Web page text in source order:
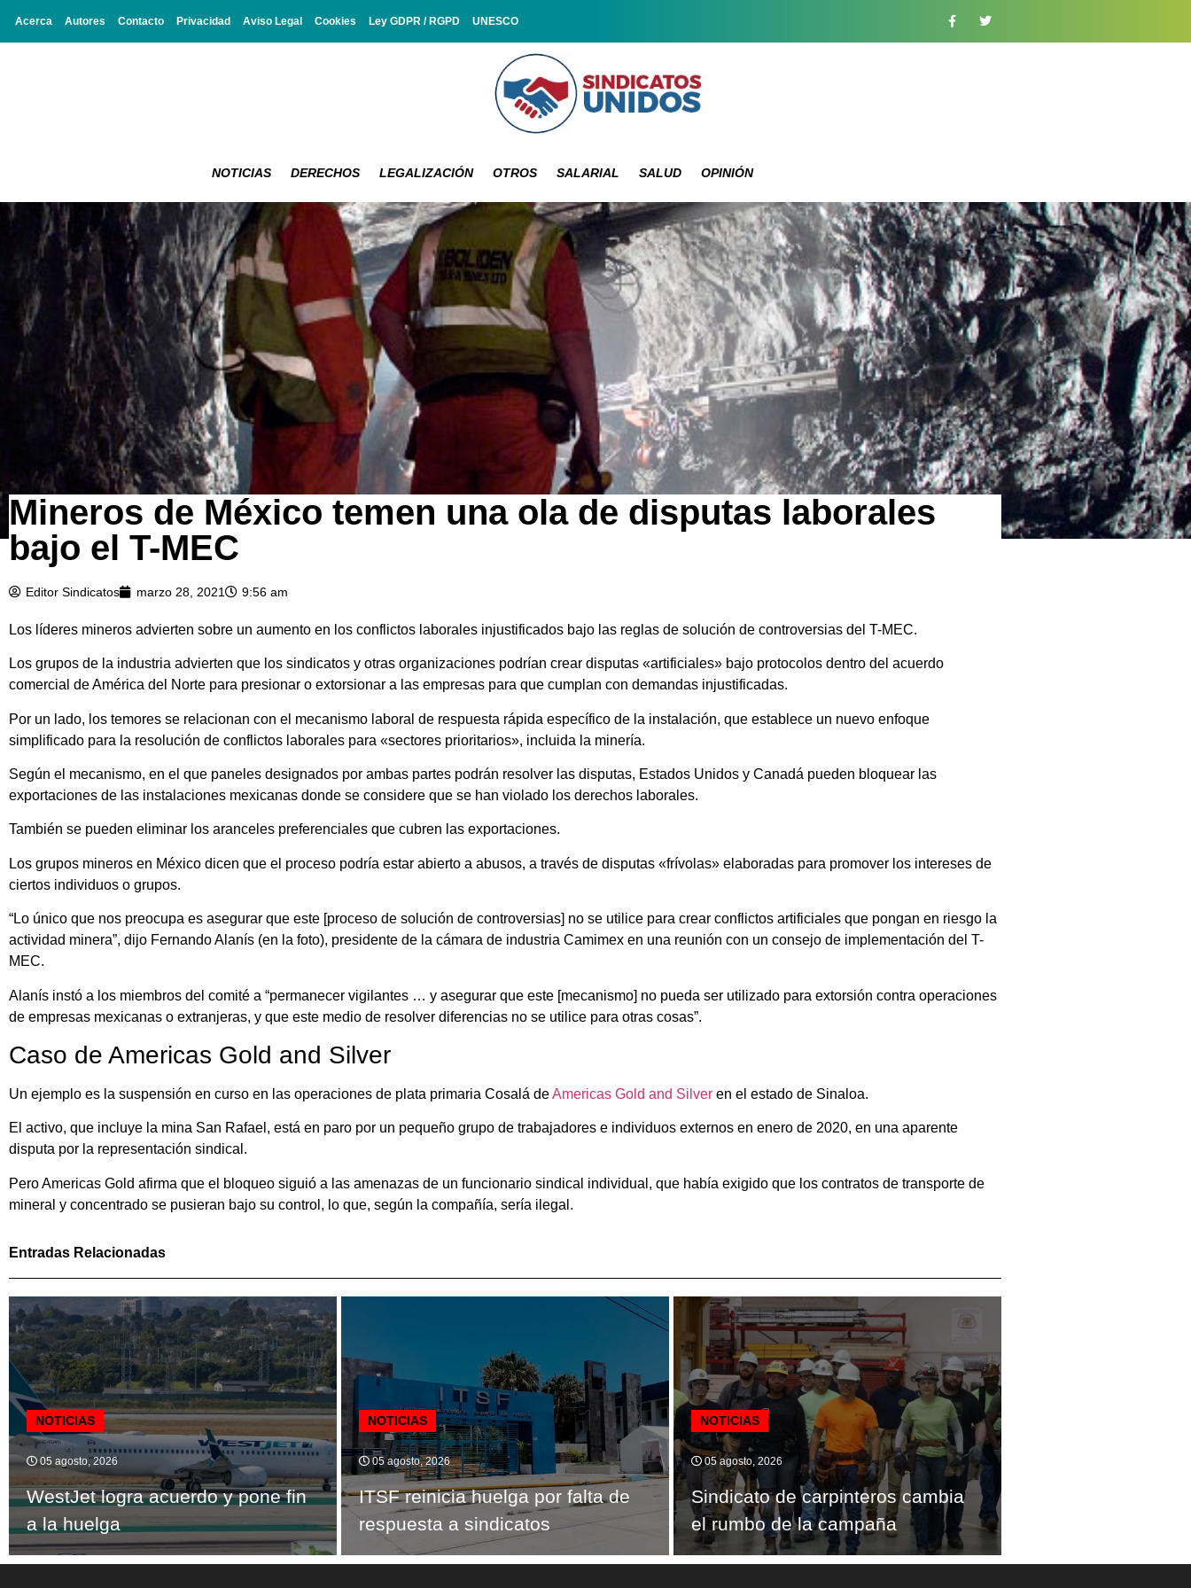
Acerca Autores Contacto Privacidad Aviso Legal Cookies Ley GDPR / RGPD UNESCO
NOTICIAS DERECHOS LEGALIZACIÓN OTROS SALARIAL SALUD OPINIÓN
Mineros de México temen una ola de disputas laborales
bajo el T-MEC
Editor Sindicatos marzo 28, 2021 9:56 am
Los líderes mineros advierten sobre un aumento en los conflictos laborales injustificados bajo las reglas de solución de controversias del T-MEC.
Los grupos de la industria advierten que los sindicatos y otras organizaciones podrían crear disputas «artificiales» bajo protocolos dentro del acuerdo
comercial de América del Norte para presionar o extorsionar a las empresas para que cumplan con demandas injustificadas.
Por un lado, los temores se relacionan con el mecanismo laboral de respuesta rápida específico de la instalación, que establece un nuevo enfoque
simplificado para la resolución de conflictos laborales para «sectores prioritarios», incluida la minería.
Según el mecanismo, en el que paneles designados por ambas partes podrán resolver las disputas, Estados Unidos y Canadá pueden bloquear las
exportaciones de las instalaciones mexicanas donde se considere que se han violado los derechos laborales.
También se pueden eliminar los aranceles preferenciales que cubren las exportaciones.
Los grupos mineros en México dicen que el proceso podría estar abierto a abusos, a través de disputas «frívolas» elaboradas para promover los intereses de
ciertos individuos o grupos.
“Lo único que nos preocupa es asegurar que este [proceso de solución de controversias] no se utilice para crear conflictos artificiales que pongan en riesgo la
actividad minera”, dijo Fernando Alanís (en la foto), presidente de la cámara de industria Camimex en una reunión con un consejo de implementación del T-
MEC.
Alanís instó a los miembros del comité a “permanecer vigilantes … y asegurar que este [mecanismo] no pueda ser utilizado para extorsión contra operaciones
de empresas mexicanas o extranjeras, y que este medio de resolver diferencias no se utilice para otras cosas”.
Caso de Americas Gold and Silver
Un ejemplo es la suspensión en curso en las operaciones de plata primaria Cosalá deAmericas Gold and Silver en el estado de Sinaloa.
El activo, que incluye la mina San Rafael, está en paro por un pequeño grupo de trabajadores e individuos externos en enero de 2020, en una aparente
disputa por la representación sindical.
Pero Americas Gold afirma que el bloqueo siguió a las amenazas de un funcionario sindical individual, que había exigido que los contratos de transporte de
mineral y concentrado se pusieran bajo su control, lo que, según la compañía, sería ilegal.
Entradas Relacionadas
NOTICIAS
05 agosto, 2026
WestJet logra acuerdo y pone fin
a la huelga
NOTICIAS
05 agosto, 2026
ITSF reinicia huelga por falta de
respuesta a sindicatos
NOTICIAS
05 agosto, 2026
Sindicato de carpinteros cambia
el rumbo de la campaña